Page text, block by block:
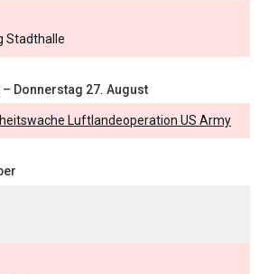
Stadthalle
– Donnerstag 27. August
Luftlandeoperation US Army